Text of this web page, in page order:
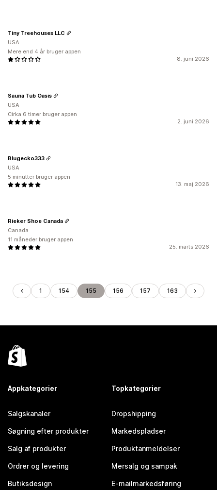
8. juni 2026
Tiny Treehouses LLC
USA
Mere end 4 år bruger appen
2. juni 2026
Sauna Tub Oasis
USA
Cirka 6 timer bruger appen
13. maj 2026
Blugecko333
USA
5 minutter bruger appen
25. marts 2026
Rieker Shoe Canada
Canada
11 måneder bruger appen
1 154 155 156 157 163
Appkategorier
Salgskanaler
Søgning efter produkter
Salg af produkter
Ordrer og levering
Butiksdesign
Topkategorier
Dropshipping
Markedspladser
Produktanmeldelser
Mersalg og sampak
E-mailmarkedsføring